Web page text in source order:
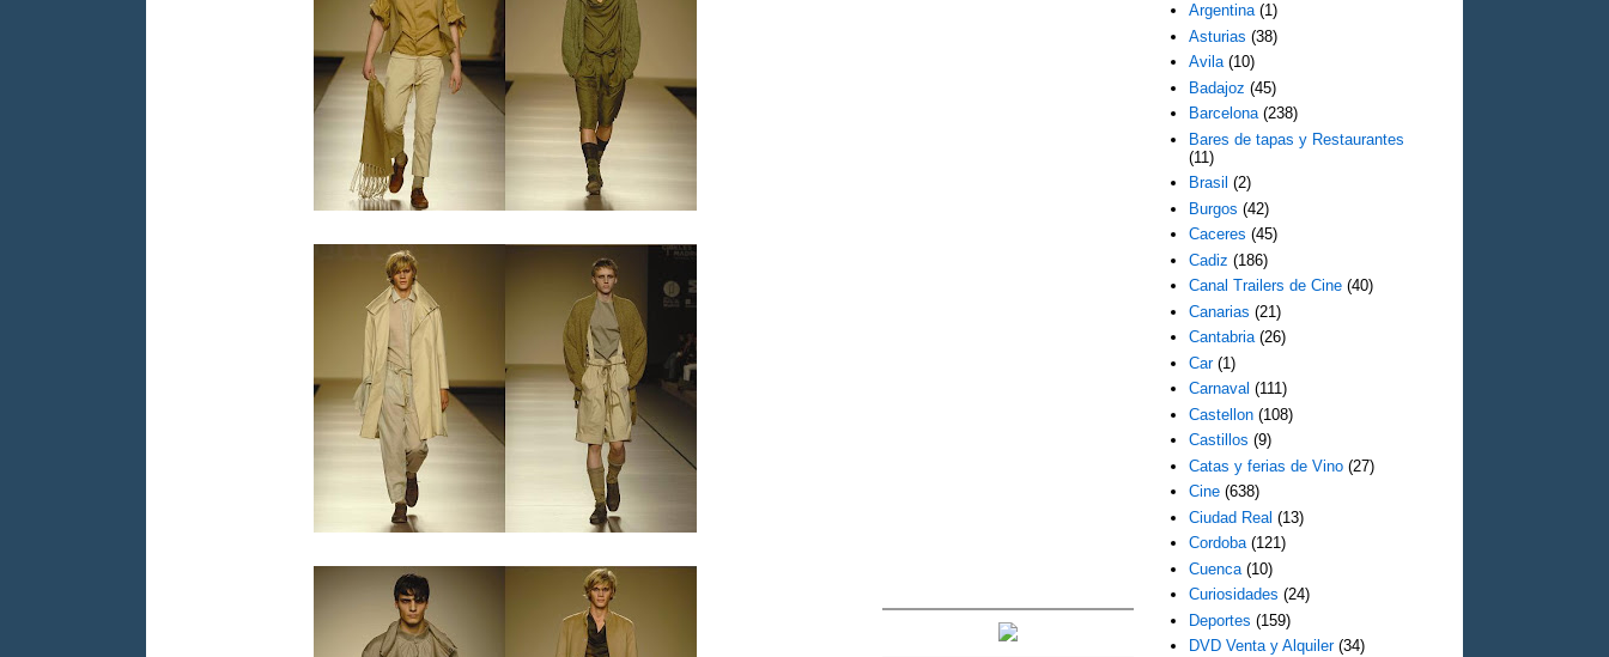
Argentina (1)
Asturias (38)
Avila (10)
Badajoz (45)
Barcelona (238)
Bares de tapas y Restaurantes
(11)
Brasil (2)
Burgos (42)
Caceres (45)
Cadiz (186)
Canal Trailers de Cine (40)
Canarias (21)
Cantabria (26)
Car (1)
Carnaval (111)
Castellon (108)
Castillos (9)
Catas y ferias de Vino (27)
Cine (638)
Ciudad Real (13)
Cordoba (121)
Cuenca (10)
Curiosidades (24)
Deportes (159)
DVD Venta y Alquiler (34)